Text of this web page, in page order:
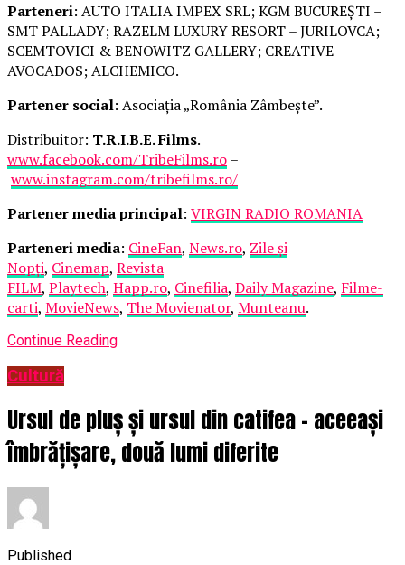
Parteneri: AUTO ITALIA IMPEX SRL; KGM BUCUREȘTI –
SMT PALLADY; RAZELM LUXURY RESORT – JURILOVCA;
SCEMTOVICI & BENOWITZ GALLERY; CREATIVE
AVOCADOS; ALCHEMICO.
Partener social: Asociația „România Zâmbește”.
Distribuitor: T.R.I.B.E. Films.
www.facebook.com/TribeFilms.ro–
www.instagram.com/tribefilms.ro/
Partener media principal: VIRGIN RADIO ROMANIA
Parteneri media: CineFan, News.ro, Zile și
Nopți, Cinemap, Revista
FILM, Playtech, Happ.ro, Cinefilia, Daily Magazine, Filme-
carti, MovieNews, The Movienator, Munteanu.
Continue Reading
Cultură
Ursul de pluș și ursul din catifea – aceeași
îmbrățișare, două lumi diferite
Published